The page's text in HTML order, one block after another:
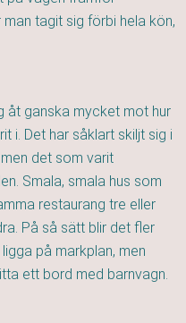
man tagit sig förbi hela kön,
åt ganska mycket mot hur
i. Det har såklart skiljt sig i
det som varit
Smala, smala hus som
restaurang tre eller
På så sätt blir det fler
på markplan, men
ett bord med barnvagn.